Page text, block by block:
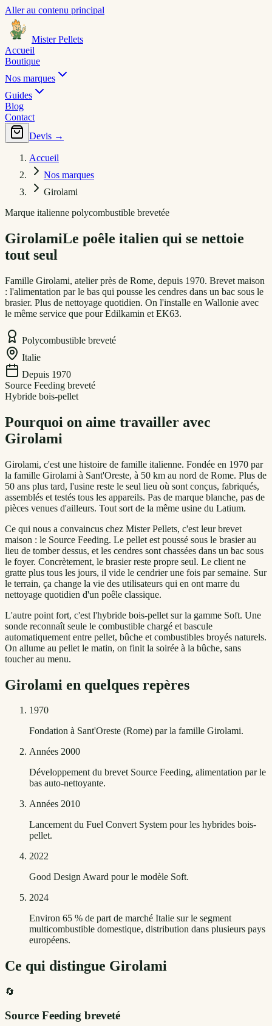
Aller au contenu principal
Mister Pellets
Accueil
Boutique
Nos marques
Guides
Blog
Contact
Devis →
Accueil
Nos marques
Girolami
Marque italienne polycombustible brevetée
GirolamiLe poêle italien qui se nettoie
tout seul
Famille Girolami, atelier près de Rome, depuis 1970. Brevet maison
: l'alimentation par le bas qui pousse les cendres dans un bac sous le
brasier. Plus de nettoyage quotidien. On l'installe en Wallonie avec
le même service que pour Edilkamin et EK63.
Polycombustible breveté
Italie
Depuis 1970
Source Feeding breveté
Hybride bois-pellet
Pourquoi on aime travailler avec
Girolami
Girolami, c'est une histoire de famille italienne. Fondée en 1970 par
la famille Girolami à Sant'Oreste, à 50 km au nord de Rome. Plus de
50 ans plus tard, l'usine reste le seul lieu où sont conçus, fabriqués,
assemblés et testés tous les appareils. Pas de marque blanche, pas de
pièces venues d'ailleurs. Tout sort de la même usine du Latium.
Ce qui nous a convaincus chez Mister Pellets, c'est leur brevet
maison : le Source Feeding. Le pellet est poussé sous le brasier au
lieu de tomber dessus, et les cendres sont chassées dans un bac sous
le foyer. Concrètement, le brasier reste propre seul. Le client ne
gratte plus tous les jours, il vide le cendrier une fois par semaine. Sur
le terrain, ça change la vie des utilisateurs qui en ont marre du
nettoyage quotidien d'un poêle classique.
L'autre point fort, c'est l'hybride bois-pellet sur la gamme Soft. Une
sonde reconnaît seule le combustible chargé et bascule
automatiquement entre pellet, bûche et combustibles broyés naturels.
On allume au pellet le matin, on finit la soirée à la bûche, sans
toucher au menu.
Girolami en quelques repères
1970
Fondation à Sant'Oreste (Rome) par la famille Girolami.
Années 2000
Développement du brevet Source Feeding, alimentation par le
bas auto-nettoyante.
Années 2010
Lancement du Fuel Convert System pour les hybrides bois-
pellet.
2022
Good Design Award pour le modèle Soft.
2024
Environ 65 % de part de marché Italie sur le segment
multicombustible domestique, distribution dans plusieurs pays
européens.
Ce qui distingue Girolami
🔄
Source Feeding breveté